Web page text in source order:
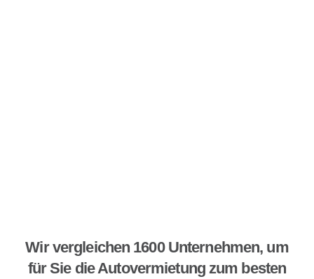
Wir vergleichen 1600 Unternehmen, um
für Sie die Autovermietung zum besten